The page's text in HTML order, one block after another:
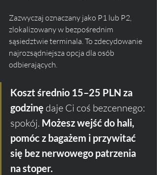
Zazwyczaj oznaczany jako P1 lub P2,
zlokalizowany w bezpośrednim
sąsiedztwie terminala. To zdecydowanie
najrozsądniejsza opcja dla osób
odbierających.
Koszt średnio 15–25 PLN za
godzinę daje Ci coś bezcennego:
spokój. Możesz wejść do hali,
pomóc z bagażem i przywitać
się bez nerwowego patrzenia
na stoper.